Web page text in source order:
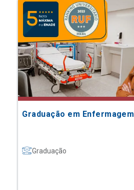
Graduação em Enfermagem
Graduação